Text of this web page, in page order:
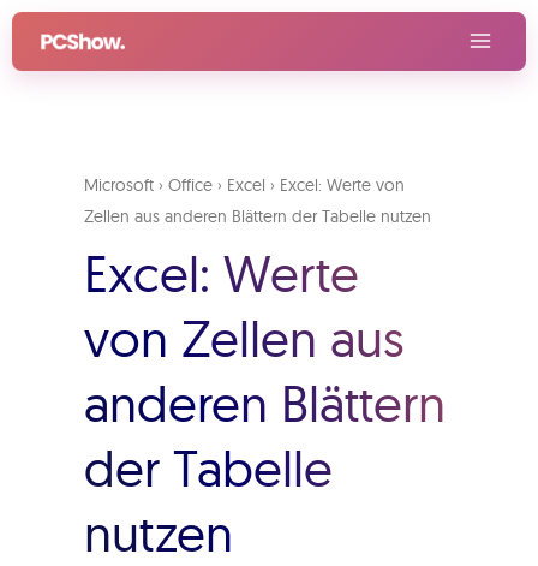
Zum
Inhalt
Microsoft ›Office › Excel › Excel: Werte von
Zellen aus anderen Blättern der Tabelle nutzen
Excel: Werte
von Zellen aus
anderen Blättern
der Tabelle
nutzen